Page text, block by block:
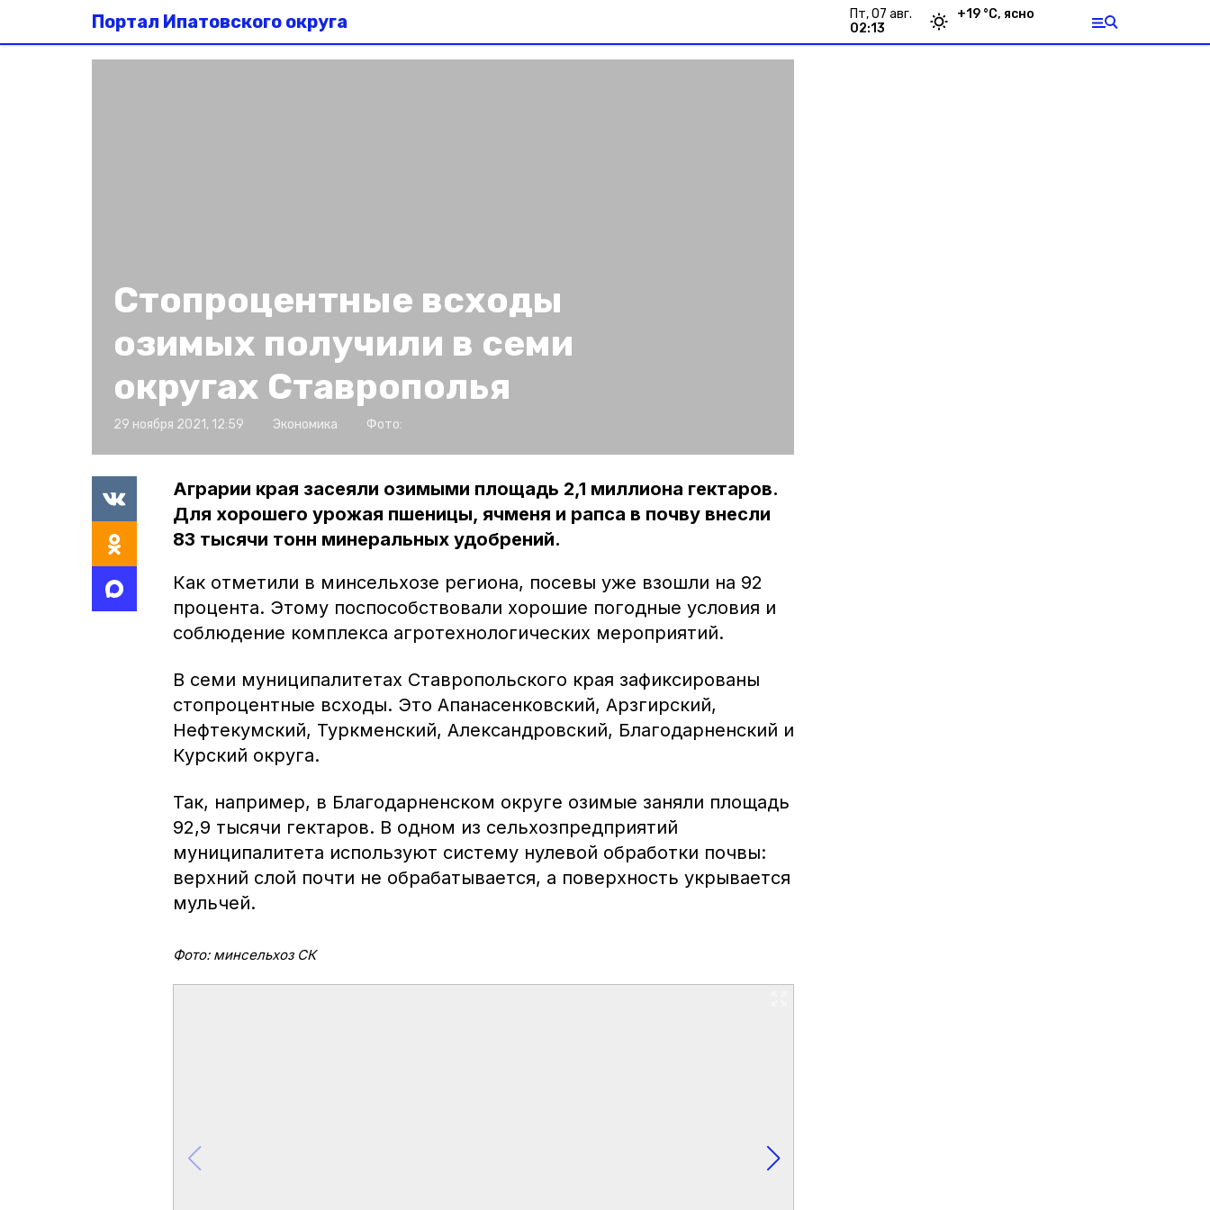
Портал Ипатовского округа
пт, 07 авг.
02:13
+19 °С, ясно
Стопроцентные всходы
озимых получили в семи
округах Ставрополья
29 ноября 2021, 12:59 Экономика Фото:
Аграрии края засеяли озимыми площадь 2,1 миллиона гектаров.
Для хорошего урожая пшеницы, ячменя и рапса в почву внесли
83 тысячи тонн минеральных удобрений.
Как отметили в минсельхозе региона, посевы уже взошли на 92
процента. Этому поспособствовали хорошие погодные условия и
соблюдение комплекса агротехнологических мероприятий.
В семи муниципалитетах Ставропольского края зафиксированы
стопроцентные всходы. Это Апанасенковский, Арзгирский,
Нефтекумский, Туркменский, Александровский, Благодарненский и
Курский округа.
Так, например, в Благодарненском округе озимые заняли площадь
92,9 тысячи гектаров. В одном из сельхозпредприятий
муниципалитета используют систему нулевой обработки почвы:
верхний слой почти не обрабатывается, а поверхность укрывается
мульчей.
Фото: минсельхоз СК